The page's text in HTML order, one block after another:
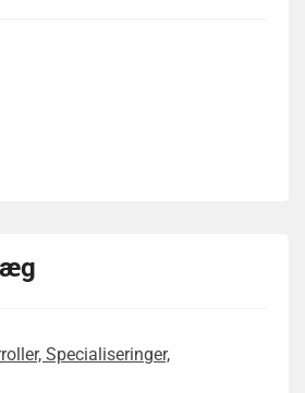
Specialiseringer,